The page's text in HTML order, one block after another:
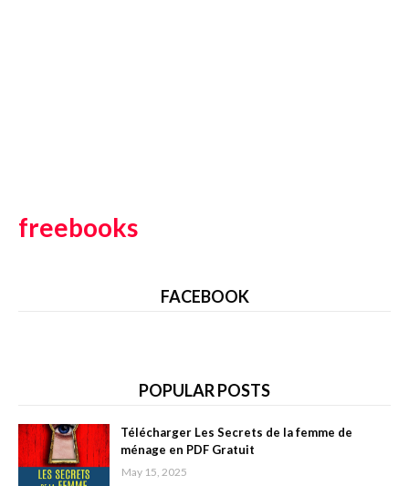
freebooks
FACEBOOK
POPULAR POSTS
Télécharger Les Secrets de la femme de
ménage en PDF Gratuit
May 15, 2025